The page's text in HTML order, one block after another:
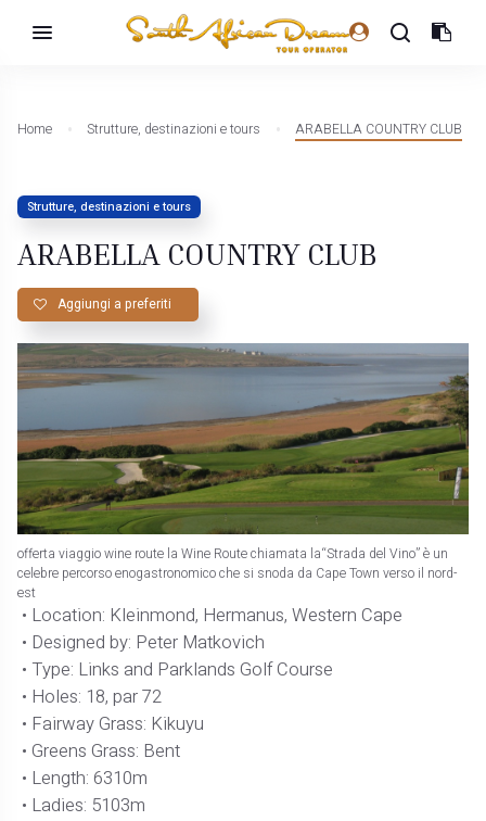
Home Strutture, destinazioni e tours ARABELLA COUNTRY CLUB
Strutture, destinazioni e tours
ARABELLA COUNTRY CLUB
Aggiungi a preferiti
offerta viaggio wine route la Wine Route chiamata la“Strada del Vino” è un
celebre percorso enogastronomico che si snoda da Cape Town verso il nord-
est
• Location: Kleinmond, Hermanus, Western Cape
• Designed by: Peter Matkovich
• Type: Links and Parklands Golf Course
• Holes: 18, par 72
• Fairway Grass: Kikuyu
• Greens Grass: Bent
• Length: 6310m
• Ladies: 5103m